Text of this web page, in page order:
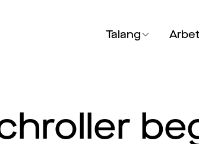
Talang